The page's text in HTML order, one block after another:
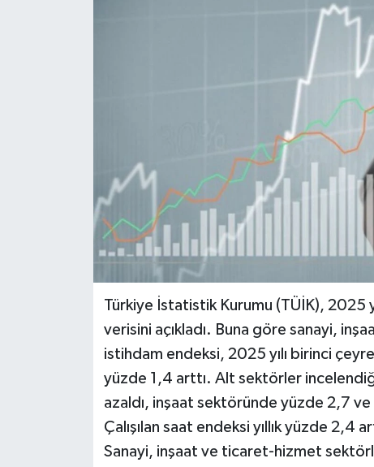
Türkiye İstatistik Kurumu (TÜİK), 2025
verisini açıkladı. Buna göre sanayi,
istihdam endeksi, 2025 yılı birinci
yüzde 1,4 arttı. Alt sektörler
azaldı, inşaat sektöründe yüzde 2,7
Çalışılan saat endeksi yıllık yüzde 2,4
Sanayi, inşaat ve ticaret-hizmet